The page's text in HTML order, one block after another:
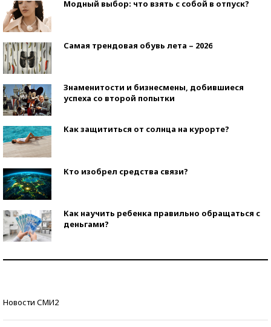
Модный выбор: что взять с собой в отпуск?
Самая трендовая обувь лета – 2026
Знаменитости и бизнесмены, добившиеся
успеха со второй попытки
Как защититься от солнца на курорте?
Кто изобрел средства связи?
Как научить ребенка правильно обращаться с
деньгами?
Новости СМИ2